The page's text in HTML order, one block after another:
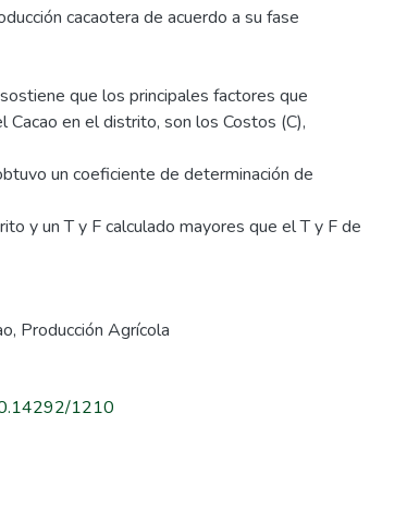
cacaotera de acuerdo a su fase
que los principales factores que
en el distrito, son los Costos (C),
un coeficiente de determinación de
y un T y F calculado mayores que el T y F de
, Producción Agrícola
1210